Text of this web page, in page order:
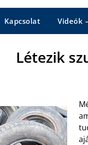
Kapcsolat Videók
Létezik